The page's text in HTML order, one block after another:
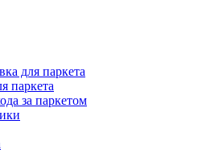
для паркета
паркета
за паркетом